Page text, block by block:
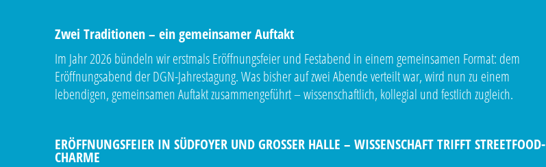
Zwei Traditionen – ein gemeinsamer Auftakt
Im Jahr 2026 bündeln wir erstmals Eröffnungsfeier und Festabend in einem gemeinsamen Format: dem
Eröffnungsabend der DGN-Jahrestagung. Was bisher auf zwei Abende verteilt war, wird nun zu einem
lebendigen, gemeinsamen Auftakt zusammengeführt – wissenschaftlich, kollegial und festlich zugleich.
ERÖFFNUNGSFEIER IN SÜDFOYER UND GROSSER HALLE – WISSENSCHAFT TRIFFT STREETFOOD-C
HARME